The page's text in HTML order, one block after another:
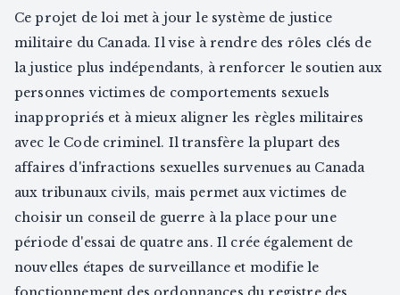
Ce projet de loi met à jour le système de justice
militaire du Canada. Il vise à rendre des rôles clés de
la justice plus indépendants, à renforcer le soutien aux
personnes victimes de comportements sexuels
inappropriés et à mieux aligner les règles militaires
avec le Code criminel. Il transfère la plupart des
affaires d'infractions sexuelles survenues au Canada
aux tribunaux civils, mais permet aux victimes de
choisir un conseil de guerre à la place pour une
période d'essai de quatre ans. Il crée également de
nouvelles étapes de surveillance et modifie le